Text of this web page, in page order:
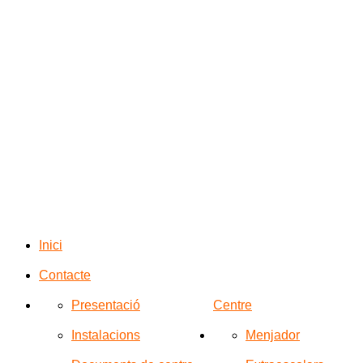
Inici
Contacte
Centre
Presentació
Instalacions Menjador